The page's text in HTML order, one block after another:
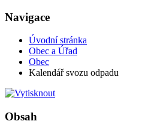
Navigace
Úvodní stránka
Obec a Úřad
Obec
Kalendář svozu odpadu
Obsah